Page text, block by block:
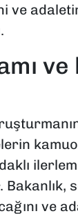
ve
ve